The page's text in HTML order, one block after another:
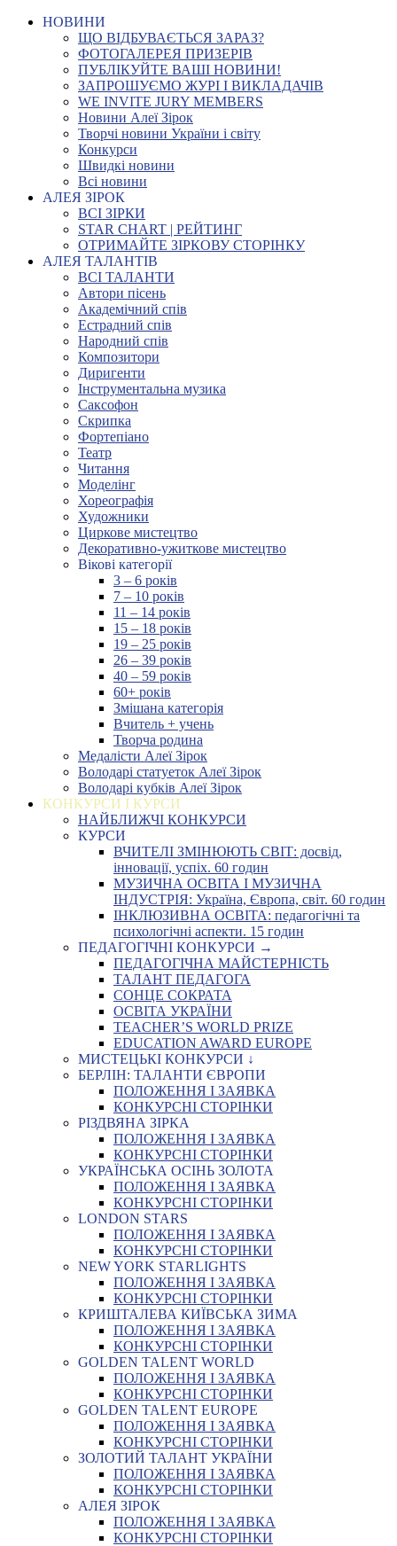
НОВИНИ
ЩО ВІДБУВАЄТЬСЯ ЗАРАЗ?
ФОТОГАЛЕРЕЯ ПРИЗЕРІВ
ПУБЛІКУЙТЕ ВАШІ НОВИНИ!
ЗАПРОШУЄМО ЖУРІ І ВИКЛАДАЧІВ
WE INVITE JURY MEMBERS
Новини Алеї Зірок
Творчі новини України і світу
Конкурси
Швидкі новини
Всі новини
АЛЕЯ ЗІРОК
ВСІ ЗІРКИ
STAR CHART | РЕЙТИНГ
ОТРИМАЙТЕ ЗІРКОВУ СТОРІНКУ
АЛЕЯ ТАЛАНТІВ
ВСІ ТАЛАНТИ
Автори пісень
Академічний спів
Естрадний спів
Народний спів
Композитори
Диригенти
Інструментальна музика
Саксофон
Скрипка
Фортепіано
Театр
Читання
Моделінг
Хореографія
Художники
Циркове мистецтво
Декоративно-ужиткове мистецтво
Вікові категорії
3 – 6 років
7 – 10 років
11 – 14 років
15 – 18 років
19 – 25 років
26 – 39 років
40 – 59 років
60+ років
Змішана категорія
Вчитель + учень
Творча родина
Медалісти Алеї Зірок
Володарі статуеток Алеї Зірок
Володарі кубків Алеї Зірок
КОНКУРСИ І КУРСИ
НАЙБЛИЖЧІ КОНКУРСИ
КУРСИ
ВЧИТЕЛІ ЗМІНЮЮТЬ СВІТ: досвід,
інновації, успіх. 60 годин
МУЗИЧНА ОСВІТА І МУЗИЧНА
ІНДУСТРІЯ: Україна, Європа, світ. 60 годин
ІНКЛЮЗИВНА ОСВІТА: педагогічні та
психологічні аспекти. 15 годин
ПЕДАГОГІЧНІ КОНКУРСИ →
ПЕДАГОГІЧНА МАЙСТЕРНІСТЬ
ТАЛАНТ ПЕДАГОГА
СОНЦЕ СОКРАТА
ОСВІТА УКРАЇНИ
TEACHER’S WORLD PRIZE
EDUCATION AWARD EUROPE
МИСТЕЦЬКІ КОНКУРСИ ↓
БЕРЛІН: ТАЛАНТИ ЄВРОПИ
ПОЛОЖЕННЯ І ЗАЯВКА
КОНКУРСНІ СТОРІНКИ
РІЗДВЯНА ЗІРКА
ПОЛОЖЕННЯ І ЗАЯВКА
КОНКУРСНІ СТОРІНКИ
УКРАЇНСЬКА ОСІНЬ ЗОЛОТА
ПОЛОЖЕННЯ І ЗАЯВКА
КОНКУРСНІ СТОРІНКИ
LONDON STARS
ПОЛОЖЕННЯ І ЗАЯВКА
КОНКУРСНІ СТОРІНКИ
NEW YORK STARLIGHTS
ПОЛОЖЕННЯ І ЗАЯВКА
КОНКУРСНІ СТОРІНКИ
КРИШТАЛЕВА КИЇВСЬКА ЗИМА
ПОЛОЖЕННЯ І ЗАЯВКА
КОНКУРСНІ СТОРІНКИ
GOLDEN TALENT WORLD
ПОЛОЖЕННЯ І ЗАЯВКА
КОНКУРСНІ СТОРІНКИ
GOLDEN TALENT EUROPE
ПОЛОЖЕННЯ І ЗАЯВКА
КОНКУРСНІ СТОРІНКИ
ЗОЛОТИЙ ТАЛАНТ УКРАЇНИ
ПОЛОЖЕННЯ І ЗАЯВКА
КОНКУРСНІ СТОРІНКИ
АЛЕЯ ЗІРОК
ПОЛОЖЕННЯ І ЗАЯВКА
КОНКУРСНІ СТОРІНКИ